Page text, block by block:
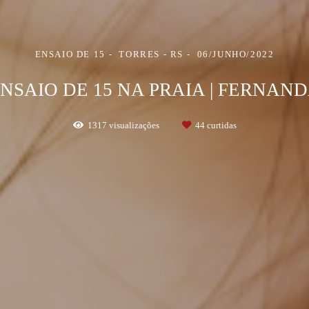
ENSAIO DE 15 TORRES - RS 06/JUNHO/2022
DE 15 NA PRAIA |
1317 visualizações 44curtidas